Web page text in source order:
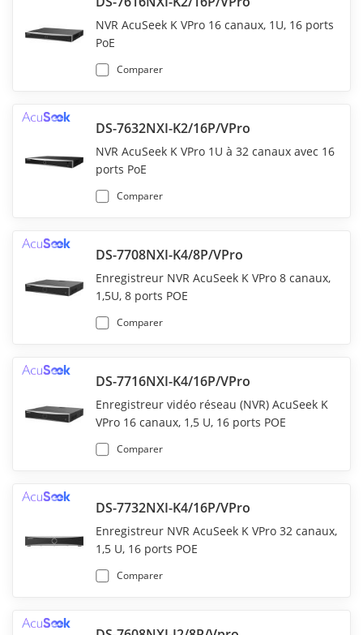
NVR AcuSeek K VPro 16 canaux, 1U, 16 ports
PoE
Comparer
DS-7632NXI-K2/16P/VPro
NVR AcuSeek K VPro 1U à 32 canaux avec 16
ports PoE
Comparer
DS-7708NXI-K4/8P/VPro
Enregistreur NVR AcuSeek K VPro 8 canaux,
1,5U, 8 ports POE
Comparer
DS-7716NXI-K4/16P/VPro
Enregistreur vidéo réseau (NVR) AcuSeek K
VPro 16 canaux, 1,5 U, 16 ports POE
Comparer
DS-7732NXI-K4/16P/VPro
Enregistreur NVR AcuSeek K VPro 32 canaux,
1,5 U, 16 ports POE
Comparer